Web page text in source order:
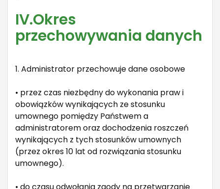
IV.Okres
przechowywania danych
1. Administrator przechowuje dane osobowe
• przez czas niezbędny do wykonania praw i
obowiązków wynikających ze stosunku
umownego pomiędzy Państwem a
administratorem oraz dochodzenia roszczeń
wynikających z tych stosunków umownych
(przez okres 10 lat od rozwiązania stosunku
umownego).